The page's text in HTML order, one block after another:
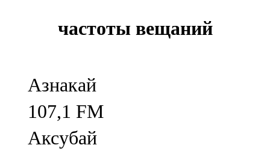
частоты вещаний
Азнакай
107,1 FM
Аксубай